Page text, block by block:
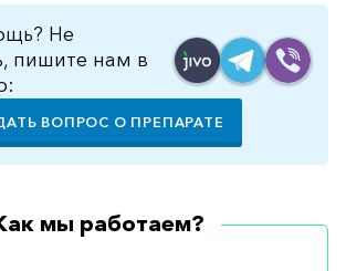
Не
пишите нам в
ВОПРОС О ПРЕПАРАТЕ
мы работаем?